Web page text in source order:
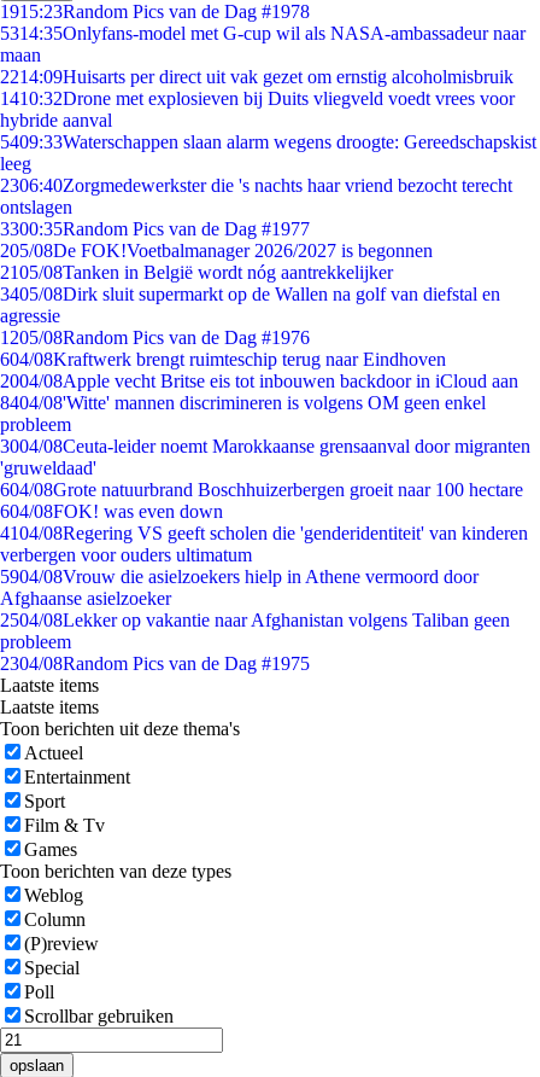
1915:23Random Pics van de Dag #1978
5314:35Onlyfans-model met G-cup wil als NASA-ambassadeur naar
maan
2214:09Huisarts per direct uit vak gezet om ernstig alcoholmisbruik
1410:32Drone met explosieven bij Duits vliegveld voedt vrees voor
hybride aanval
5409:33Waterschappen slaan alarm wegens droogte: Gereedschapskist
leeg
2306:40Zorgmedewerkster die 's nachts haar vriend bezocht terecht
ontslagen
3300:35Random Pics van de Dag #1977
205/08De FOK!Voetbalmanager 2026/2027 is begonnen
2105/08Tanken in België wordt nóg aantrekkelijker
3405/08Dirk sluit supermarkt op de Wallen na golf van diefstal en
agressie
1205/08Random Pics van de Dag #1976
604/08Kraftwerk brengt ruimteschip terug naar Eindhoven
2004/08Apple vecht Britse eis tot inbouwen backdoor in iCloud aan
8404/08'Witte' mannen discrimineren is volgens OM geen enkel
probleem
3004/08Ceuta-leider noemt Marokkaanse grensaanval door migranten
'gruweldaad'
604/08Grote natuurbrand Boschhuizerbergen groeit naar 100 hectare
604/08FOK! was even down
4104/08Regering VS geeft scholen die 'genderidentiteit' van kinderen
verbergen voor ouders ultimatum
5904/08Vrouw die asielzoekers hielp in Athene vermoord door
Afghaanse asielzoeker
2504/08Lekker op vakantie naar Afghanistan volgens Taliban geen
probleem
2304/08Random Pics van de Dag #1975
Laatste items
Laatste items
Toon berichten uit deze thema's
Actueel
Entertainment
Sport
Film & Tv
Games
Toon berichten van deze types
Weblog
Column
(P)review
Special
Poll
Scrollbar gebruiken
opslaan